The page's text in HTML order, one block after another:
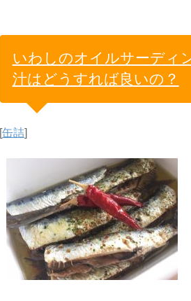
いわしのオイルサーディ
汁はどうすれば良いの？
[缶詰]